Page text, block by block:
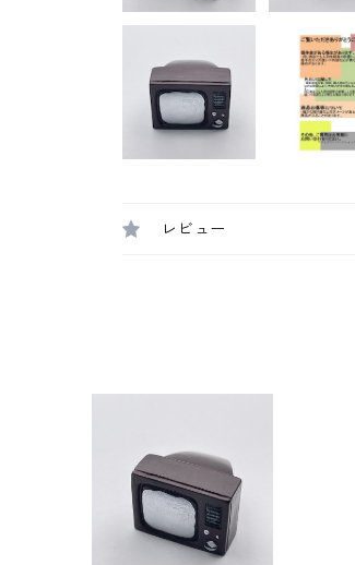
レビュー